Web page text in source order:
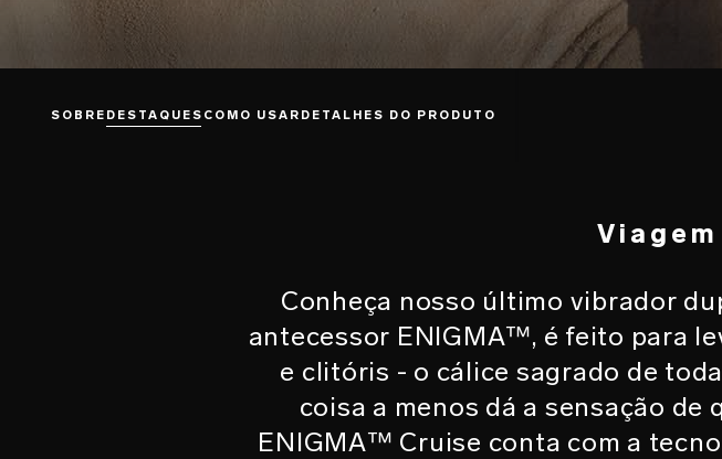
SOBRE DESTAQUES COMO USAR DETALHES DO PRODUTO
Conheça nosso último vibrador
antecessor ENIGMA™, é feito para
e clitóris - o cálice sagrado de
coisa a menos dá a sensação
ENIGMA™ Cruise conta com a